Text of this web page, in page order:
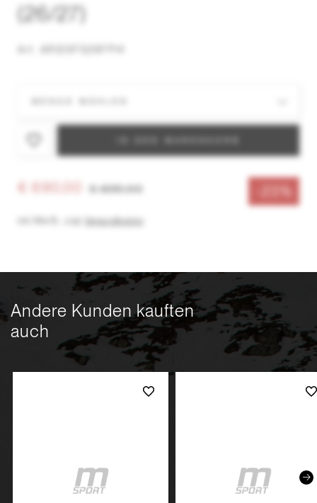
(26/27)
€ 899,00 -23%
Versandkosten
Andere Kunden kauften
auch